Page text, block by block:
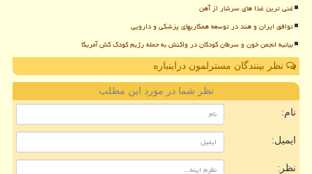
غنی ترین غذا های سرشار از آهن
توافق ایران و هند در توسعه همکاریهای پزشکی و دارویی
بیانیه انجمن خون و سرطان کودکان در واکنش به حمله رژیم کودک کش آمریکا
نظر بینندگان مسترلمون دراینباره
نظر شما در مورد این مطلب
نام:
ایمیل:
نظر: